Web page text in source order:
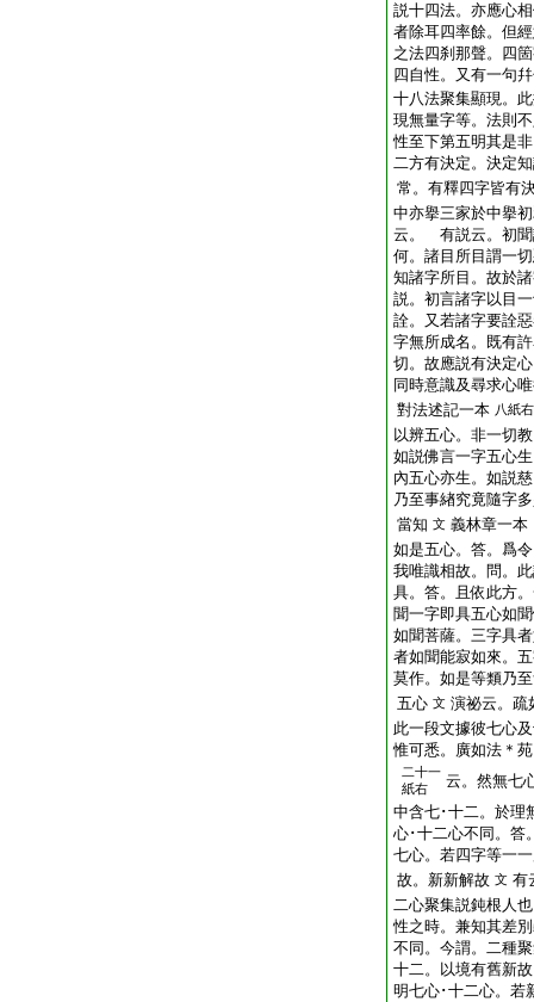
説十四法。亦應心
者除耳四率餘。但
之法四刹那聲。四
四自性。又有一句
十八法聚集顯現。
現無量字等。法則
性至下第五明其是
二方有決定。決定
常。有釋四字皆有
中亦擧三家於中擧
云。 有説云。初聞
何。諸目所目謂一
知諸字所目。故於
説。初言諸字以目
詮。又若諸字要詮
字無所成名。既有
切。故應説有決定
同時意識及尋求心
對法述記一本 八紙右
以辨五心。非一切
如説佛言一字五心
內五心亦生。如説
乃至事緖究竟隨字
當知 文 義林章一本
如是五心。答。爲
我唯識相故。問。
具。答。且依此方
聞一字即具五心如
如聞菩薩。三字具
者如聞能寂如來。
莫作。如是等類乃
五心 文 演祕云。疏
此一段文據彼七心
惟可悉。廣如法＊
二十一
紙右
云。然無七
中含七･十二。於理
心･十二心不同。答
七心。若四字等一
故。新新解故 文 有
二心聚集説鈍根人
性之時。兼知其差
不同。今謂。二種
十二。以境有舊新
明七心･十二心。若